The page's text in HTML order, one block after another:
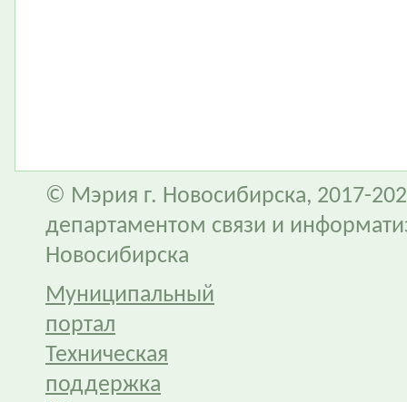
© Мэрия г. Новосибирска, 2017-
департаментом связи и
Новосибирска
Муниципальный
портал
Техническая
поддержка